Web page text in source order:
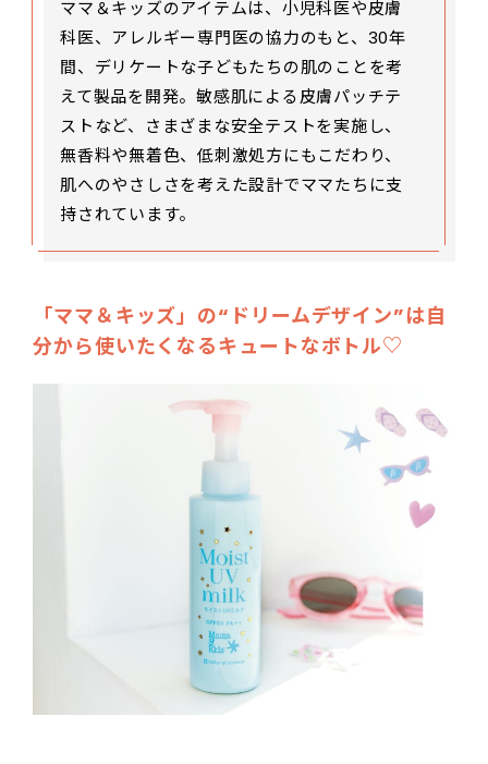
ママ＆キッズのアイテムは、小児科医や皮膚
科医、アレルギー専門医の協力のもと、30年
間、デリケートな子どもたちの肌のことを考
えて製品を開発。敏感肌による皮膚パッチテ
ストなど、さまざまな安全テストを実施し、
無香料や無着色、低刺激処方にもこだわり、
肌へのやさしさを考えた設計でママたちに支
持されています。
「ママ＆キッズ」の“ドリームデザイン”は自
分から使いたくなるキュートなボトル♡